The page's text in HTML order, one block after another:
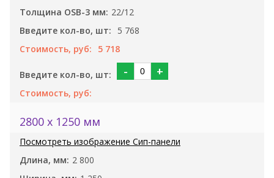
22/12
5 768
5 718
- +
2800 x 1250 мм
2 800